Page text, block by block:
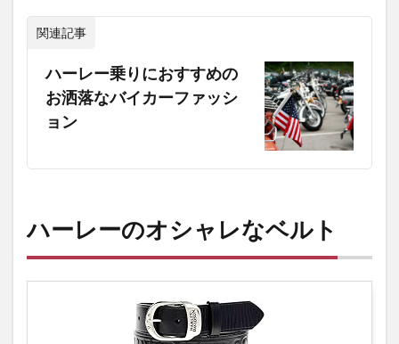
関連記事
ハーレー乗りにおすすめの
お洒落なバイカーファッシ
ョン
ハーレーのオシャレなベルト